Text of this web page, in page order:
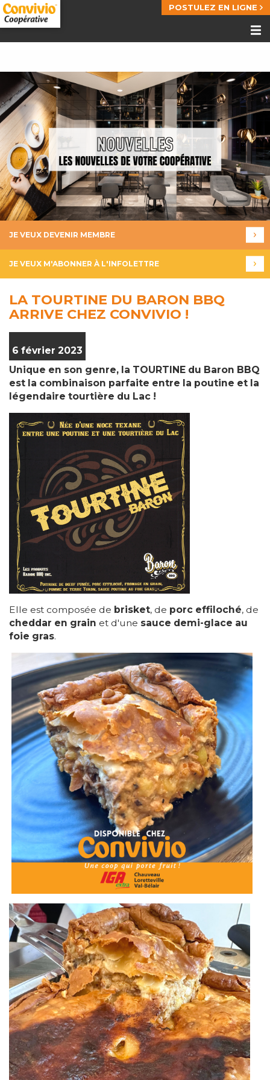
POSTULEZ EN LIGNE
JE VEUX DEVENIR MEMBRE
JE VEUX M'ABONNER À L'INFOLETTRE
LA TOURTINE DU BARON BBQ
ARRIVE CHEZ CONVIVIO !
6 février 2023
Unique en son genre, la TOURTINE du Baron BBQ
est la combinaison parfaite entre la poutine et la
légendaire tourtière du Lac !
Elle est composée de brisket, de porc effiloché, de
cheddar en grain et d'une sauce demi-glace au
foie gras.